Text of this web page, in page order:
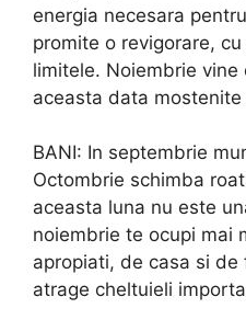
energia necesara
promite o revigorare,
limitele. Noiembrie
aceasta data
BANI: In septembrie
Octombrie schimba
aceasta luna nu este
noiembrie te ocupi mai
apropiati, de casa si
atrage cheltuieli